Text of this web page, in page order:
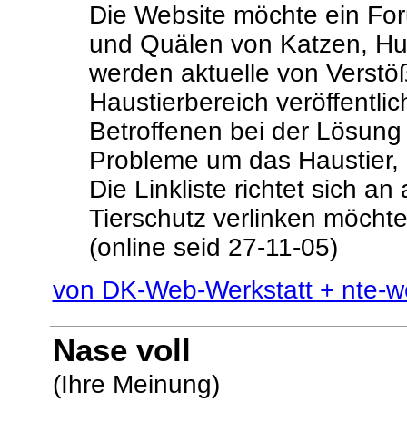
Die Website möchte ein
und Quälen von Katzen,
werden aktuelle von
Haustierbereich
Betroffenen bei der
Probleme um das
Die Linkliste richtet sich an
Tierschutz verlinken
(online seid 27-11-05)
von DK-Web-Werkstatt + nte-
Nase voll
(Ihre Meinung)